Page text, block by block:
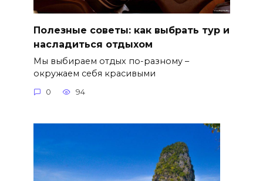
Полезные советы: как выбрать тур и
насладиться отдыхом
Мы выбираем отдых по-разному –
окружаем себя красивыми
0 94